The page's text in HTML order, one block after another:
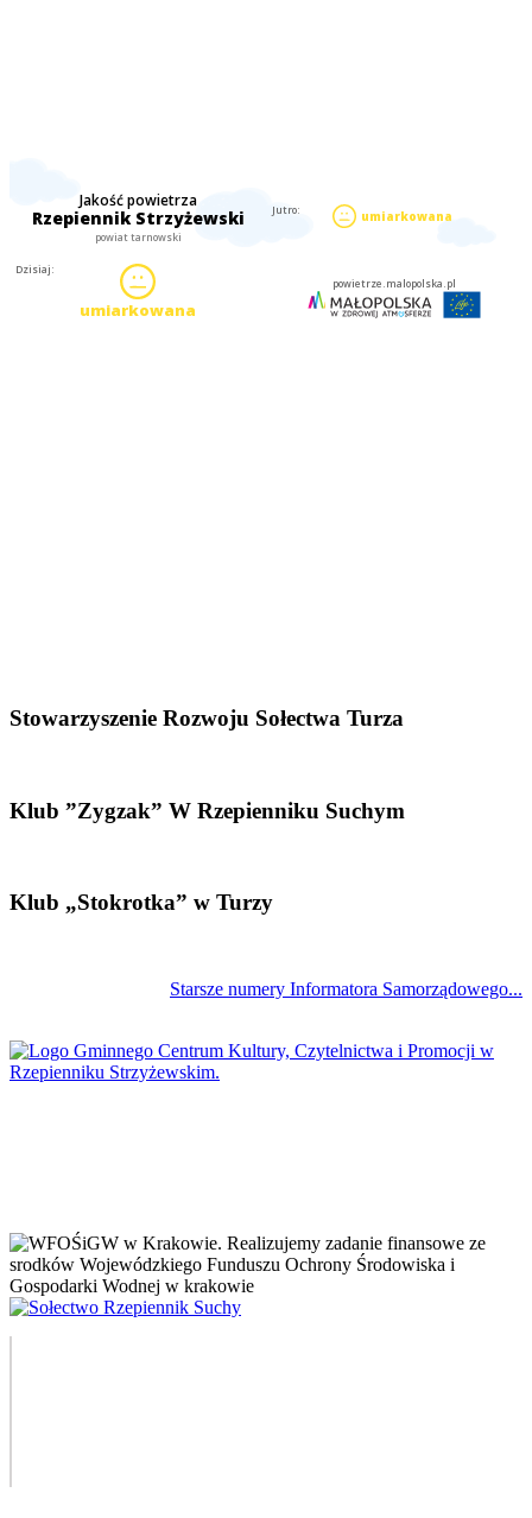
Stowarzyszenie Rozwoju Sołectwa Turza
Klub ”Zygzak” W Rzepienniku Suchym
Klub „Stokrotka” w Turzy
Starsze numery Informatora Samorządowego...